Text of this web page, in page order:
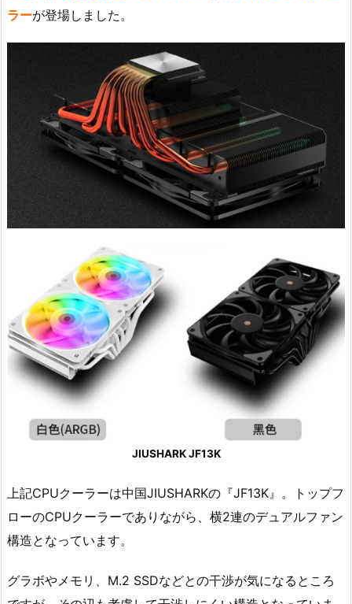
ラーが登場しました。
JIUSHARK JF13K
上記CPUクーラーは中国JIUSHARKの『JF13K』。トップフ
ローのCPUクーラーでありながら、横2連のデュアルファン
構造となっています。
グラボやメモリ、M.2 SSDなどとの干渉が気になるところ